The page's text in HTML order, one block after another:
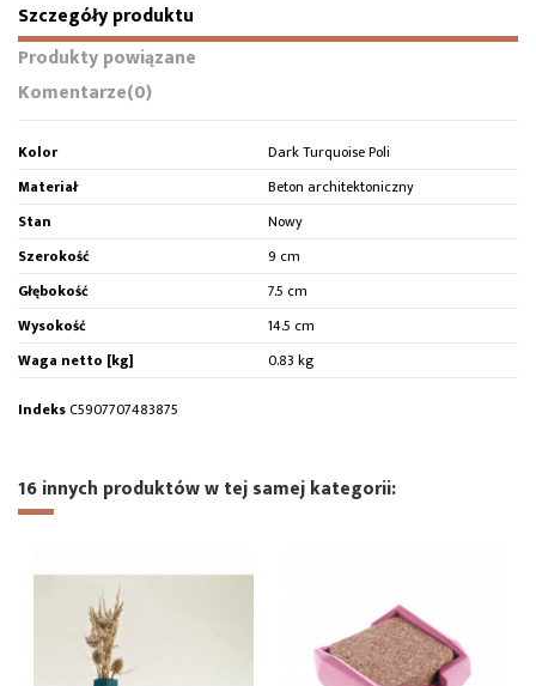
Szczegóły produktu
Produkty powiązane
Komentarze(0)
Kolor
Dark Turquoise Poli
Materiał
Beton architektoniczny
Stan
Nowy
Szerokość
9 cm
Głębokość
7.5 cm
Wysokość
14.5 cm
Waga netto [kg]
0.83 kg
IndeksC5907707483875
16 innych produktów w tej samej kategorii: